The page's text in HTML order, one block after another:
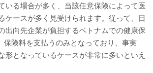
いる場合が多く、当該任意保険によって医
ケースが多く見受けられます。従って、日
出向先企業が負担するベトナムでの健康保
保険料を支払うのみとなっており、事実
形となっているケースが非常に多いといえ